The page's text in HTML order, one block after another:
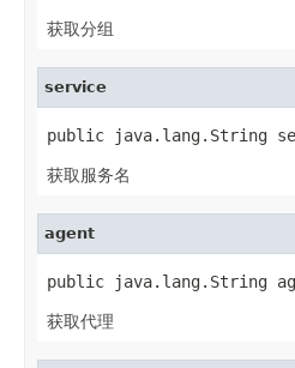
获取分组
service
public java.lang.String
获取服务名
agent
public java.lang.String
获取代理